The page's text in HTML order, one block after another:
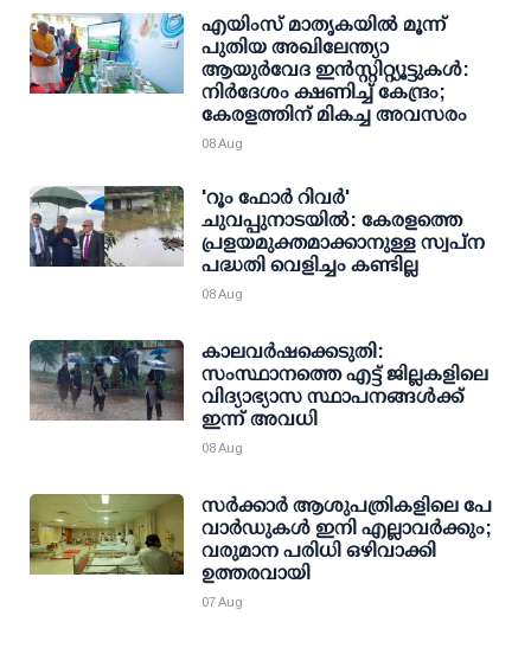
എയിംസ് മാതൃകയില്‍ മൂന്ന്
പുതിയ അഖിലേന്ത്യാ
ആയുര്‍വേദ ഇന്‍സ്റ്റിറ്റ്യൂട്ടുകള്‍:
നിര്‍ദേശം ക്ഷണിച്ച് കേന്ദ്രം;
കേരളത്തിന് മികച്ച അവസരം
08 Aug
'റൂം ഫോര്‍ റിവര്‍'
ചുവപ്പുനാടയില്‍: കേരളത്തെ
പ്രളയമുക്തമാക്കാനുള്ള സ്വപ്ന
പദ്ധതി വെളിച്ചം കണ്ടില്ല
08 Aug
കാലവര്‍ഷക്കെടുതി:
സംസ്ഥാനത്തെ എട്ട് ജില്ലകളിലെ
വിദ്യാഭ്യാസ സ്ഥാപനങ്ങള്‍ക്ക്
ഇന്ന് അവധി
08 Aug
സര്‍ക്കാര്‍ ആശുപത്രികളിലെ പേ
വാര്‍ഡുകള്‍ ഇനി എല്ലാവര്‍ക്കും;
വരുമാന പരിധി ഒഴിവാക്കി
ഉത്തരവായി
07 Aug